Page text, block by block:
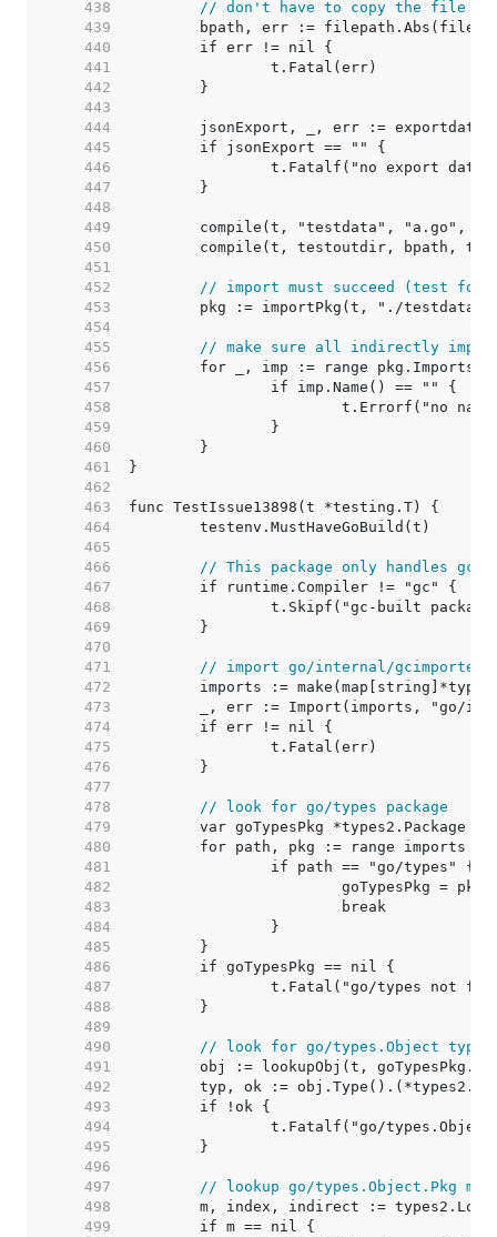
   438
// don't have to copy the file
   439
   440
   441
   442
   443
   444
   445
   446
   447
   448
   449
   450
   451
   452
// import must succeed (test for
   453
   454
   455
// make sure all indirectly
   456
   457
   458
   459
   460
   461
   462
   463
   464
   465
   466
// This package only handles gc
   467
   468
   469
   470
   471
// import go/internal/gcimporter
   472
   473
   474
   475
   476
   477
   478
// look for go/types package
   479
   480
   481
   482
   483
   484
   485
   486
   487
   488
   489
   490
// look for go/types.Object type
   491
   492
   493
   494
   495
   496
   497
// lookup go/types.Object.Pkg
   498
   499